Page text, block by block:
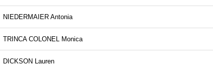
NIEDERMAIER Antonia
TRINCA COLONEL Monica
DICKSON Lauren